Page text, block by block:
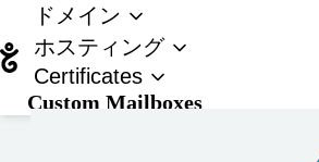
ドメイン
ホスティング
Certificates
Custom Mailboxes